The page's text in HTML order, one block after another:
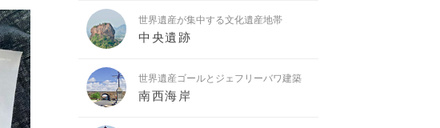
世界遺産が集中する文化遺産地帯
中央遺跡
世界遺産ゴールとジェフリーバワ建築
南西海岸